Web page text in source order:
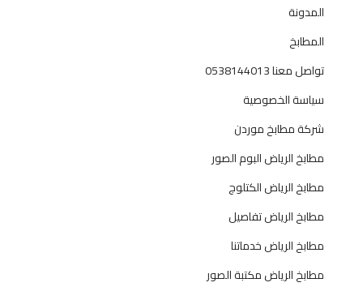
المدونة
المطابخ
تواصل معنا 0538144013
سياسة الخصوصية
شركة مطابخ موردن
مطابخ الرياض البوم الصور
مطابخ الرياض الكتلوج
مطابخ الرياض تفاصيل
مطابخ الرياض خدماتنا
مطابخ الرياض مكتبة الصور